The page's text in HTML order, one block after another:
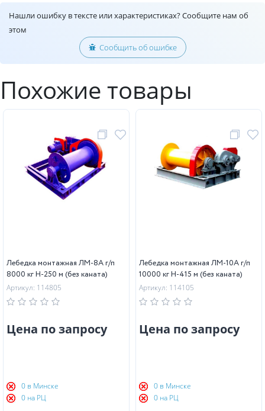
Нашли ошибку в тексте или характеристиках? Сообщите нам об
этом
Сообщить об ошибке
Похожие товары
Лебедка монтажная ЛМ-8А г/п
8000 кг Н-250 м (без каната)
Артикул: 114805
Цена по запросу
0 в Минске
0 на РЦ
Лебедка монтажная ЛМ-10А г/п
10000 кг Н-415 м (без каната)
Артикул: 114105
Цена по запросу
0 в Минске
0 на РЦ